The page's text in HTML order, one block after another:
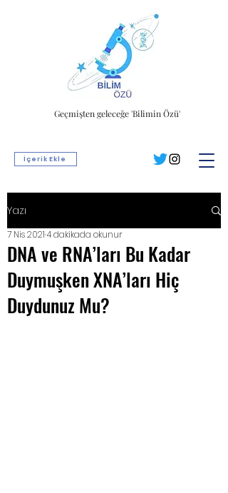
İçerik Ekle
Geçmişten geleceğe 'Bilimin Özü'
Yazı
DNA ve RNA’ları Bu Kadar
Duymuşken XNA’ları Hiç
Duydunuz Mu?
7 Nis 20214 dakikada okunur